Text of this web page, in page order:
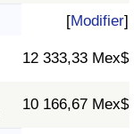
[Modifier]
12 333,33 Mex$
10 166,67 Mex$